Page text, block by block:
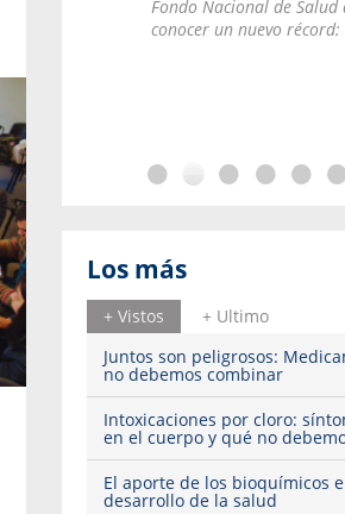
Fondo Nacional de Salud
conocer un nuevo récord:
Los más
+ Vistos
+ Ultimo
Juntos son peligrosos:
no debemos combinar
Intoxicaciones por cloro:
en el cuerpo y qué no
El aporte de los bioquímicos
desarrollo de la salud